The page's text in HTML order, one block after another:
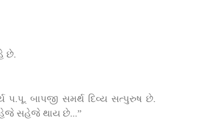
છે.
પ.પૂ. બાપજી સમર્થ દિવ્ય સત્પુરુષ છે.
સહેજે થાય છે...”